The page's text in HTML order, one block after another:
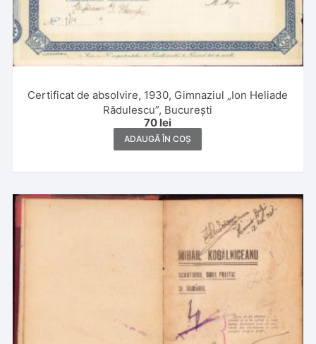
Certificat de absolvire, 1930, Gimnaziul „Ion Heliade
Rădulescu”, București
70 lei
ADAUGĂ ÎN COȘ